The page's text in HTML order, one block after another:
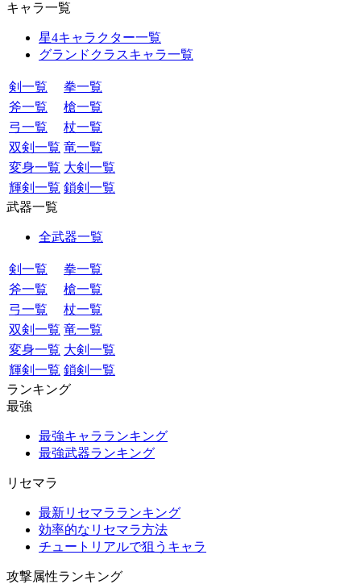
キャラ一覧
星4キャラクター一覧
グランドクラスキャラ一覧
剣一覧
拳一覧
斧一覧
槍一覧
弓一覧
杖一覧
双剣一覧 竜一覧
変身一覧 大剣一覧
輝剣一覧 鎖剣一覧
武器一覧
全武器一覧
剣一覧
拳一覧
斧一覧
槍一覧
弓一覧
杖一覧
双剣一覧 竜一覧
変身一覧 大剣一覧
輝剣一覧 鎖剣一覧
ランキング
最強
最強キャラランキング
最強武器ランキング
リセマラ
最新リセマラランキング
効率的なリセマラ方法
チュートリアルで狙うキャラ
攻撃属性ランキング